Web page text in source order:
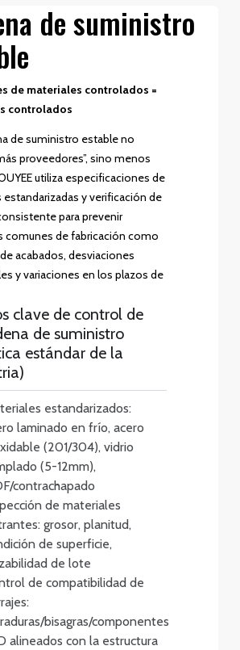
de suministro
de materiales controlados =
controlados
de suministro estable no
proveedores”, sino menos
utiliza especificaciones de
estandarizadas y verificación de
para prevenir
comunes de fabricación como
acabados, desviaciones
y variaciones en los plazos de
clave de control de
de suministro
estándar de la
estandarizados:
laminado en frío, acero
(201/304), vidrio
(5-12mm),
contrachapado
de materiales
grosor, planitud,
de superficie,
de lote
de compatibilidad de
bisagras/componentes
alineados con la estructura